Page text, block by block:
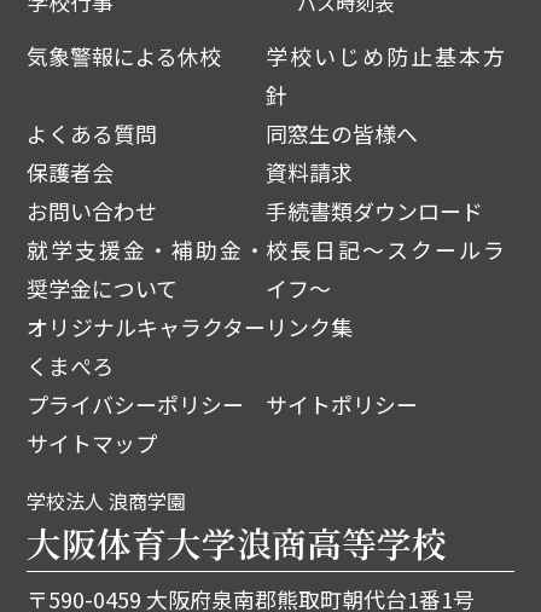
気象警報による休校
学校いじめ防止基本方
針
よくある質問
同窓生の皆様へ
保護者会
資料請求
お問い合わせ
手続書類ダウンロード
就学支援金・補助金・
奨学金について
校長日記～スクールラ
イフ～
オリジナルキャラクター
くまぺろ
リンク集
プライバシーポリシー
サイトポリシー
サイトマップ
学校法人 浪商学園
大阪体育大学浪商高等学校
〒590-0459 大阪府泉南郡熊取町朝代台1番1号